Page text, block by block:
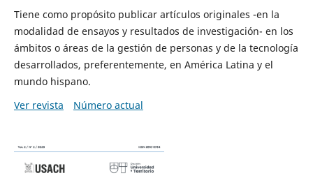
Tiene como propósito publicar artículos originales -en la
modalidad de ensayos y resultados de investigación- en los
ámbitos o áreas de la gestión de personas y de la tecnología
desarrollados, preferentemente, en América Latina y el
mundo hispano.
Ver revista
Número actual